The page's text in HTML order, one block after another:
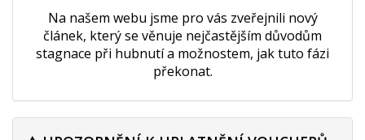
Na našem webu jsme pro vás zveřejnili nový
článek, který se věnuje nejčastějším důvodům
stagnace při hubnutí a možnostem, jak tuto fázi
překonat.